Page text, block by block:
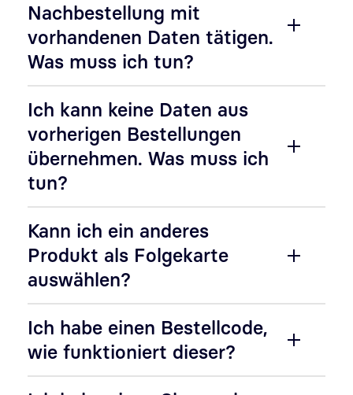
Nachbestellung mit
vorhandenen Daten tätigen.
Was muss ich tun?
Ich kann keine Daten aus
vorherigen Bestellungen
übernehmen. Was muss ich
tun?
Kann ich ein anderes
Produkt als Folgekarte
auswählen?
Ich habe einen Bestellcode,
wie funktioniert dieser?